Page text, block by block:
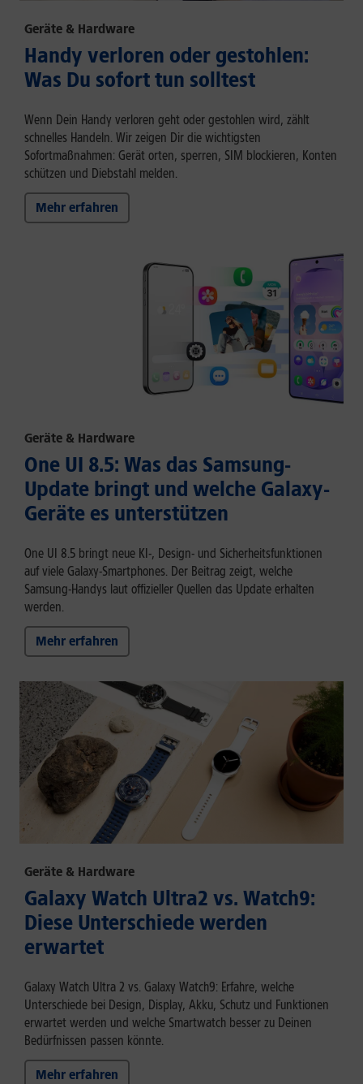
Geräte & Hardware
Handy verloren oder gestohlen:
Was Du sofort tun solltest
Wenn Dein Handy verloren geht oder gestohlen wird, zählt
schnelles Handeln. Wir zeigen Dir die wichtigsten
Sofortmaßnahmen: Gerät orten, sperren, SIM blockieren, Konten
schützen und Diebstahl melden.
Mehr erfahren
Geräte & Hardware
One UI 8.5: Was das Samsung-
Update bringt und welche Galaxy-
Geräte es unterstützen
One UI 8.5 bringt neue KI-, Design- und Sicherheitsfunktionen
auf viele Galaxy-Smartphones. Der Beitrag zeigt, welche
Samsung-Handys laut offizieller Quellen das Update erhalten
werden.
Mehr erfahren
Geräte & Hardware
Galaxy Watch Ultra2 vs. Watch9:
Diese Unterschiede werden
erwartet
Galaxy Watch Ultra 2 vs. Galaxy Watch9: Erfahre, welche
Unterschiede bei Design, Display, Akku, Schutz und Funktionen
erwartet werden und welche Smartwatch besser zu Deinen
Bedürfnissen passen könnte.
Mehr erfahren